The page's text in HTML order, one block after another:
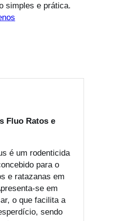
simples e prática.
Fluo Ratos e
é um rodenticida
para o
e ratazanas em
se em
o que facilita a
sendo